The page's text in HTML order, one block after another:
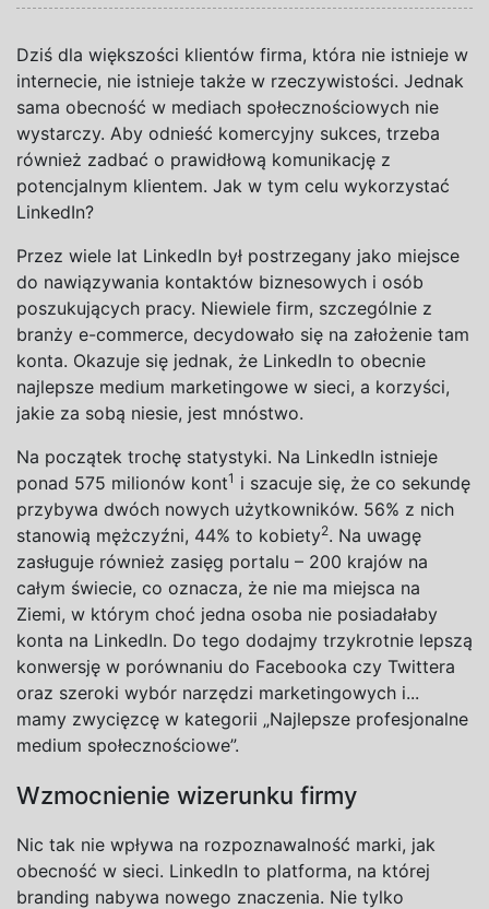
Dziś dla większości klientów firma, która nie istnieje w
internecie, nie istnieje także w rzeczywistości. Jednak
sama obecność w mediach społecznościowych nie
wystarczy. Aby odnieść komercyjny sukces, trzeba
również zadbać o prawidłową komunikację z
potencjalnym klientem. Jak w tym celu wykorzystać
LinkedIn?
Przez wiele lat LinkedIn był postrzegany jako miejsce
do nawiązywania kontaktów biznesowych i osób
poszukujących pracy. Niewiele firm, szczególnie z
branży e-commerce, decydowało się na założenie tam
konta. Okazuje się jednak, że LinkedIn to obecnie
najlepsze medium marketingowe w sieci, a korzyści,
jakie za sobą niesie, jest mnóstwo.
Na początek trochę statystyki. Na LinkedIn istnieje
ponad 575 milionów kont1 i szacuje się, że co sekundę
przybywa dwóch nowych użytkowników. 56% z nich
stanowią mężczyźni, 44% to kobiety2. Na uwagę
zasługuje również zasięg portalu – 200 krajów na
całym świecie, co oznacza, że nie ma miejsca na
Ziemi, w którym choć jedna osoba nie posiadałaby
konta na LinkedIn. Do tego dodajmy trzykrotnie lepszą
konwersję w porównaniu do Facebooka czy Twittera
oraz szeroki wybór narzędzi marketingowych i...
mamy zwycięzcę w kategorii „Najlepsze profesjonalne
medium społecznościowe”.
Wzmocnienie wizerunku firmy
Nic tak nie wpływa na rozpoznawalność marki, jak
obecność w sieci. LinkedIn to platforma, na której
branding nabywa nowego znaczenia. Nie tylko